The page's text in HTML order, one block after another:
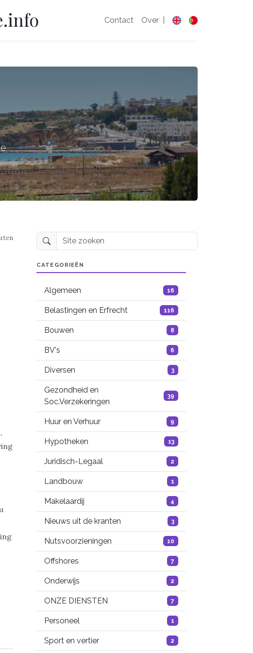
Contact Over
CATEGORIEËN
Algemeen 16
Belastingen en Erfrecht 116
Bouwen 8
BV's 6
Diversen 3
Gezondheid en
Soc.Verzekeringen
39
Huur en Verhuur 9
Hypotheken 13
Juridisch-Legaal 2
Landbouw 1
Makelaardij 4
Nieuws uit de kranten 3
Nutsvoorzieningen 10
Offshores 7
Onderwijs 2
ONZE DIENSTEN 7
Personeel 1
Sport en vertier 2